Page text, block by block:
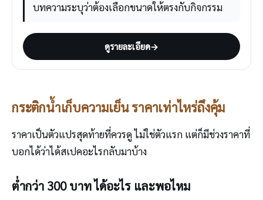
บทความระบุว่าต้องเลือกขนาดให้ตรงกับกิจกรรม
ดูรายละเอียด→
กระติกน้ำเก็บความเย็น ราคาเท่าไหร่ถึงคุ้ม
ราคาเป็นตัวแปรสุดท้ายที่ควรดู ไม่ใช่ตัวแรก แต่ก็มีช่วงราคาที่
บอกได้ว่าได้สเปคอะไรกลับมาบ้าง
ต่ำกว่า 300 บาท ได้อะไร และพอไหม